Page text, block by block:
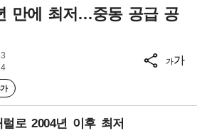
만에 최저…중동 공급 공
가가
로 2004년 이후 최저